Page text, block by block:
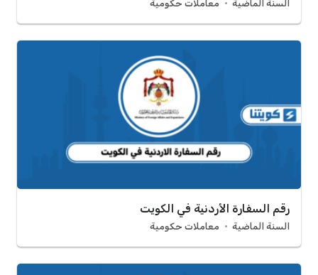
السنة الماضية معاملات حكومية
رقم السفارة الأردنية في الكويت
السنة الماضية معاملات حكومية